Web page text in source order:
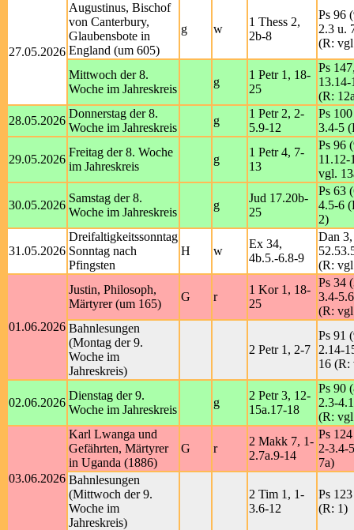
27.05.2026
Augustinus, Bischof
von Canterbury,
Glaubensbote in
England (um 605)
g w
1 Thess 2,
2b-8
Ps 96
2.3 u.
(R:
Mittwoch der 8.
Woche im Jahreskreis
g
1 Petr 1, 18-
25
Ps
13.14-
(R:
28.05.2026
Donnerstag der 8.
Woche im Jahreskreis
g
1 Petr 2, 2-
5.9-12
Ps
3.4-5
29.05.2026
Freitag der 8. Woche
im Jahreskreis
g
1 Petr 4, 7-
13
Ps 96
11.12-
vgl.
30.05.2026
Samstag der 8.
Woche im Jahreskreis
g
Jud 17.20b-
25
Ps 63
4.5-6
2)
31.05.2026
Dreifaltigkeitssonntag
Sonntag nach
Pfingsten
H w
Ex 34,
4b.5.-6.8-9
Dan 3,
(R:
01.06.2026
Justin, Philosoph,
Märtyrer (um 165)
G r
1 Kor 1, 18-
25
Ps 34
3.4-
(R:
Bahnlesungen
(Montag der 9.
Woche im
Jahreskreis)
2 Petr 1, 2-7
Ps 91
2.14-
16 (R:
02.06.2026
Dienstag der 9.
Woche im Jahreskreis
g
2 Petr 3, 12-
15a.17-18
Ps 90
2.3-
(R:
03.06.2026
Karl Lwanga und
Gefährten, Märtyrer
in Uganda (1886)
G r
2 Makk 7, 1-
2.7a.9-14
Ps
2-3.4-
7a)
Bahnlesungen
(Mittwoch der 9.
Woche im
Jahreskreis)
2 Tim 1, 1-
3.6-12
Ps
(R: 1)